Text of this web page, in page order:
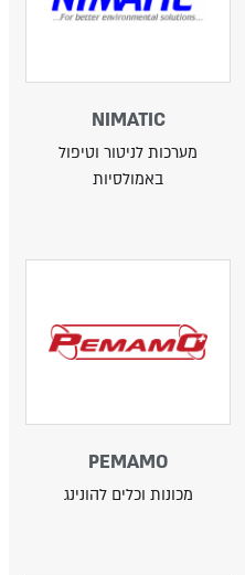
NIMATIC
מערכות לניטור וטיפול
באמולסיות
PEMAMO
מכונות וכלים להונינג